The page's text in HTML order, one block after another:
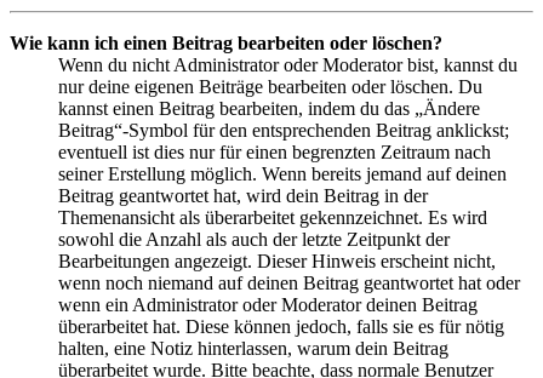
Wie kann ich einen Beitrag bearbeiten oder löschen?
Wenn du nicht Administrator oder Moderator bist, kannst du
nur deine eigenen Beiträge bearbeiten oder löschen. Du
kannst einen Beitrag bearbeiten, indem du das „Ändere
Beitrag“-Symbol für den entsprechenden Beitrag anklickst;
eventuell ist dies nur für einen begrenzten Zeitraum nach
seiner Erstellung möglich. Wenn bereits jemand auf deinen
Beitrag geantwortet hat, wird dein Beitrag in der
Themenansicht als überarbeitet gekennzeichnet. Es wird
sowohl die Anzahl als auch der letzte Zeitpunkt der
Bearbeitungen angezeigt. Dieser Hinweis erscheint nicht,
wenn noch niemand auf deinen Beitrag geantwortet hat oder
wenn ein Administrator oder Moderator deinen Beitrag
überarbeitet hat. Diese können jedoch, falls sie es für nötig
halten, eine Notiz hinterlassen, warum dein Beitrag
überarbeitet wurde. Bitte beachte, dass normale Benutzer